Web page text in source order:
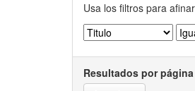
Usa los filtros para
Resultados por página